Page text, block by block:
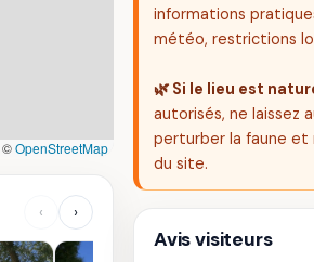
©OpenStreetMap
‹ ›
informations
météo, restrictions
🌿 Si le lieu est
autorisés, ne laissez
perturber la faune
du site.
Avis visiteurs